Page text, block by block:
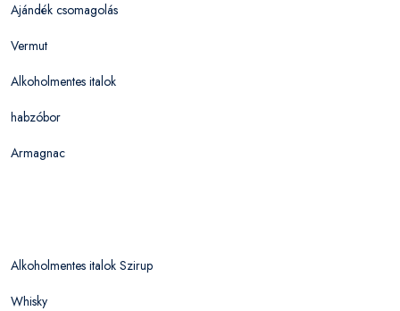
Ajándék csomagolás
Vermut
Alkoholmentes italok
habzóbor
Armagnac
Alkoholmentes italok Szirup
Whisky